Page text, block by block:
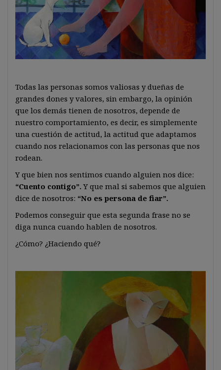
Todas las personas somos valiosas y dueñas de
grandes dones y valores, sin embargo, la opinión
que los demás tienen de nosotros, depende de
nuestro comportamiento, es decir, es simplemente
una cuestión de actitud, la actitud que adaptamos
cuando nos relacionamos con las personas que nos
rodean.
Y que bien nos sentimos cuando alguien nos dice:
“Cuento contigo”.Y que mal si sabemos que alguien
dice de nosotros: “No es persona de fiar”.
Podemos conseguir que esta segunda frase no se
diga nunca cuando hablen de nosotros.
¿Cómo? ¿Haciendo qué?